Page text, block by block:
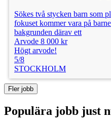
Sökes två stycken barn som
fokuset kommer vara på
bakgrunden därav ett
Arvode 8 000 kr
Högt arvode!
5/8
STOCKHOLM
Fler jobb
Populära jobb just